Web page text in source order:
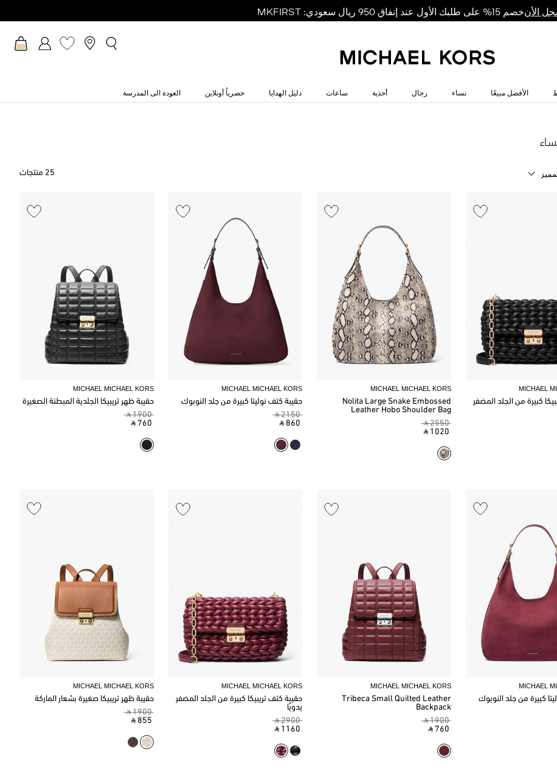
الأنخصم 15% على طلبك الأول عند إنفاق 950 ريال سعودي: MKFIRST
الأفضل مبيعًا نساء رجال أحذية ساعات دليل الهدايا حصرياً أونلاين العودة الى المدرسة
25 منتجات
MICHAEL
كبيرة من الجلد المضفر
MICHAEL MICHAEL KORS
Nolita Large Snake Embossed
Leather Hobo Shoulder Bag
‎ ⃁ 2550 ‎
‎ ⃁ 1020 ‎
MICHAEL MICHAEL KORS
حقيبة كتف نوليتا كبيرة من جلد النوبوك
‎ ⃁ 2150 ‎
‎ ⃁ 860 ‎
MICHAEL MICHAEL KORS
حقيبة ظهر تريبيكا الجلدية المبطنة الصغيرة
‎ ⃁ 1900 ‎
‎ ⃁ 760 ‎
MICHAEL
كبيرة من جلد النوبوك
MICHAEL MICHAEL KORS
Tribeca Small Quilted Leather
Backpack
‎ ⃁ 1900 ‎
‎ ⃁ 760 ‎
MICHAEL MICHAEL KORS
حقيبة كتف تريبيكا كبيرة من الجلد المضفر
يدويًا
‎ ⃁ 2900 ‎
‎ ⃁ 1160 ‎
MICHAEL MICHAEL KORS
حقيبة ظهر تريبيكا صغيرة بشعار الماركة
‎ ⃁ 1900 ‎
‎ ⃁ 855 ‎